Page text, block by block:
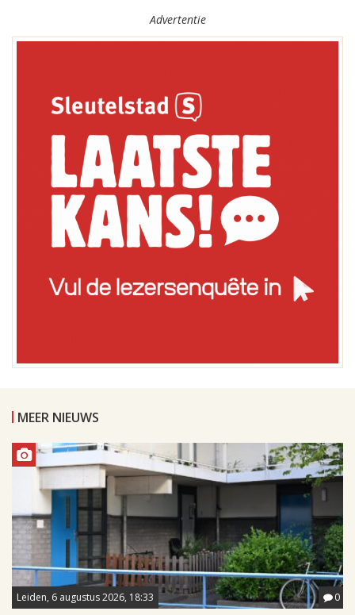
Advertentie
MEER NIEUWS
Leiden, 6 augustus 2026, 18:33 0